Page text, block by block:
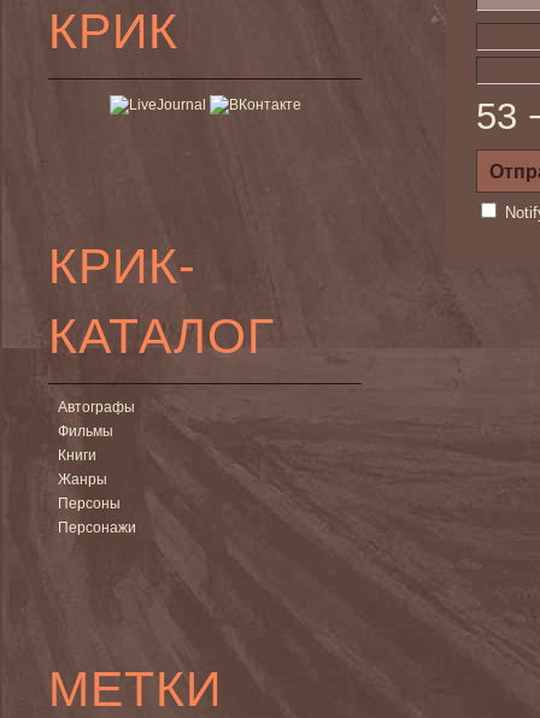
КРИК
КРИК-
КАТАЛОГ
Автографы
Фильмы
Книги
Жанры
Персоны
Персонажи
МЕТКИ
53